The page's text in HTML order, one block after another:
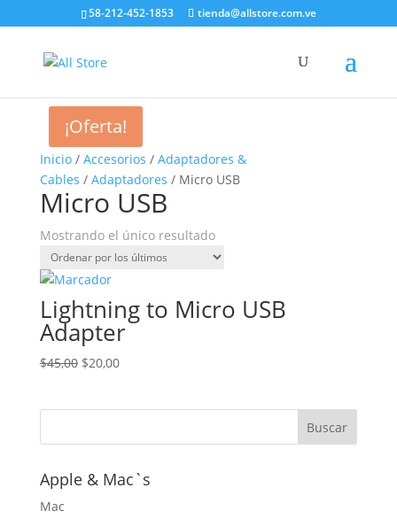
58-212-452-1853 tienda@allstore.com.ve
Inicio/ Accesorios / Adaptadores &
Cables / Adaptadores / Micro USB
Micro USB
Mostrando el único resultado
¡Oferta!
Lightning to Micro USB
Adapter
$45,00 El
$45,00.
$20,00El
$20,00.
Apple & Mac`s
Mac